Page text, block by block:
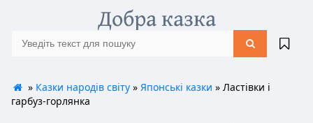
Добра казка
» Казки народів світу» Японські казки » Ластівки і
гарбуз-горлянка